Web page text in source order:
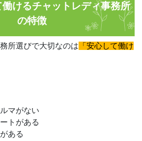
けるチャットレディ事務所
の特徴
所選びで大切なのは 「安心して働け
マがない
トがある
ある